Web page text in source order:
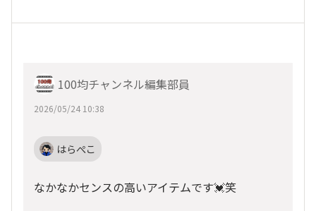
100均チャンネル編集部員
2026/05/24 10:38
はらぺこ
なかなかセンスの高いアイテムです💓笑